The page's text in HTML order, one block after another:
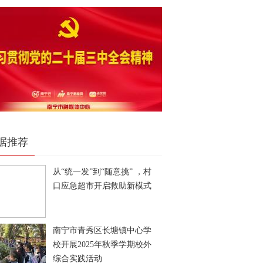
推荐
从“统一发”到“随意挑” ，村
口应急超市开启救助新模式
南宁市青秀区长塘镇中心学
校开展2025年秋季学期校外
综合实践活动